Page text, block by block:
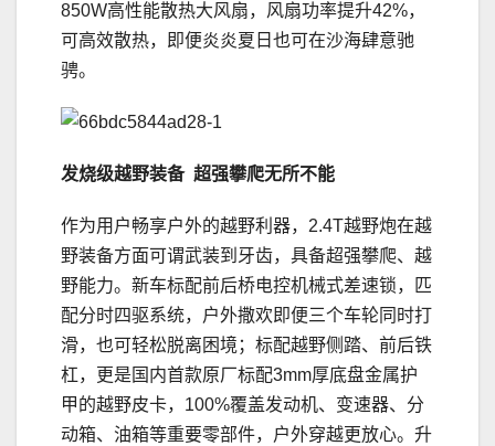
850W高性能散热大风扇，风扇功率提升42%，
可高效散热，即便炎炎夏日也可在沙海肆意驰
骋。
发烧级越野装备 超强攀爬无所不能
作为用户畅享户外的越野利器，2.4T越野炮在越
野装备方面可谓武装到牙齿，具备超强攀爬、越
野能力。新车标配前后桥电控机械式差速锁，匹
配分时四驱系统，户外撒欢即便三个车轮同时打
滑，也可轻松脱离困境；标配越野侧踏、前后铁
杠，更是国内首款原厂标配3mm厚底盘金属护
甲的越野皮卡，100%覆盖发动机、变速器、分
动箱、油箱等重要零部件，户外穿越更放心。升